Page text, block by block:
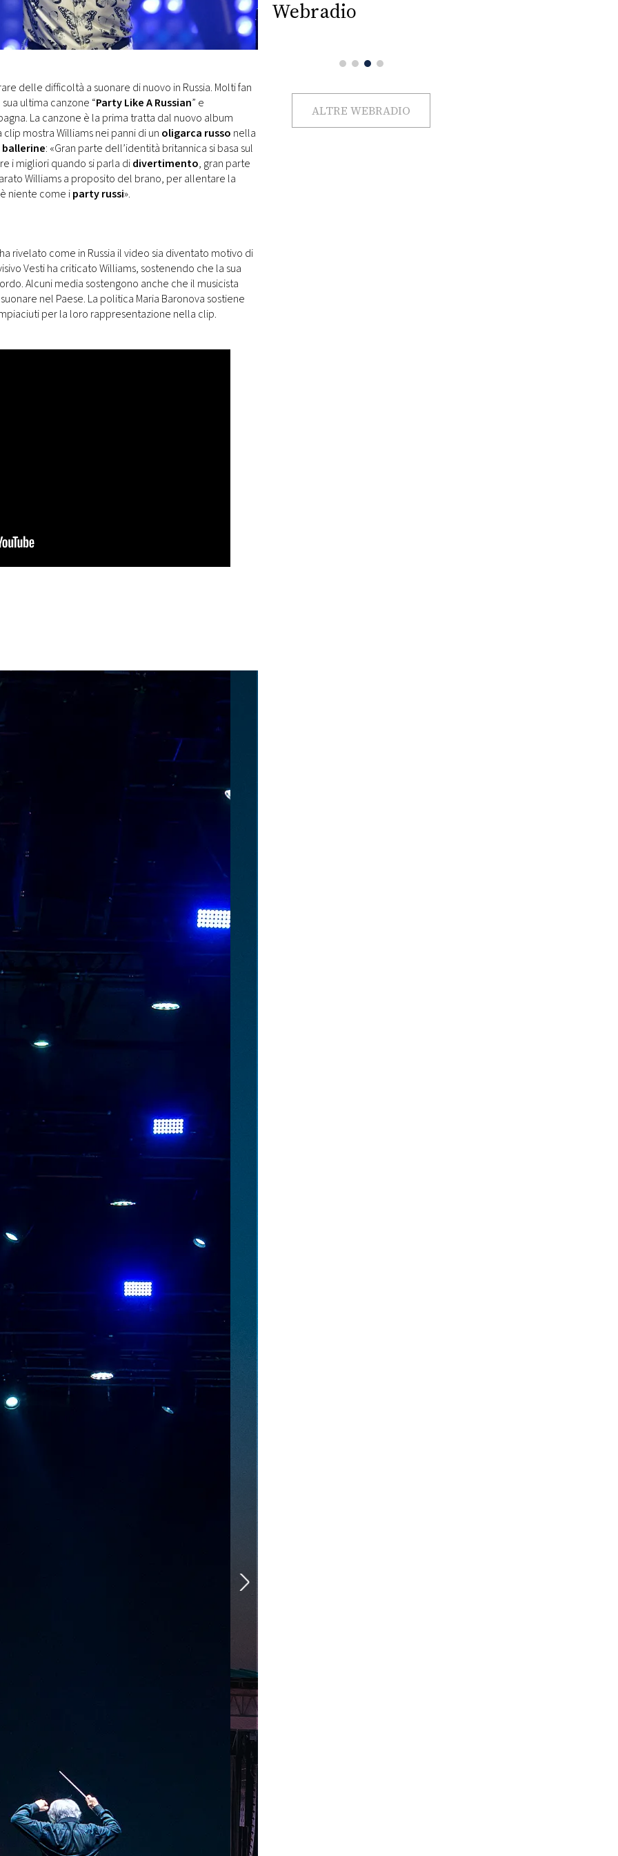
delle difficoltà a suonare di nuovo in Russia. Molti fan
ultima canzone “Party Like A Russian” e
La canzone è la prima tratta dal nuovo album
clip mostra Williams nei panni di un oligarca russo nella
: «Gran parte dell’identità britannica si basa sul
i migliori quando si parla didivertimento, gran parte
Williams a proposito del brano, per allentare la
niente come iparty russi».
rivelato come in Russia il video sia diventato motivo di
Vesti ha criticato Williams, sostenendo che la sua
Alcuni media sostengono anche che il musicista
nel Paese. La politica Maria Baronova sostiene
per la loro rappresentazione nella clip.
Webradio
ALTRE WEBRADIO